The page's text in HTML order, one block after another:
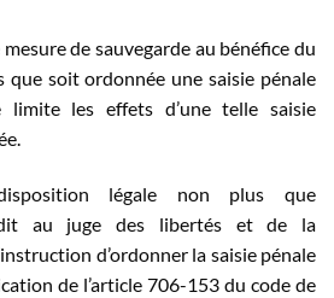
de sauvegarde au bénéfice du
que soit ordonnée une saisie pénale
les effets d’une telle saisie
légale non plus que
au juge des libertés et de la
d’ordonner la saisie pénale
de l’article 706-153 du code de